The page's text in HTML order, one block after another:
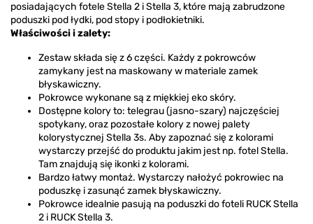
posiadających fotele Stella 2 i Stella 3, które mają zabrudzone
poduszki pod łydki, pod stopy i podłokietniki.
Właściwości i zalety:
Zestaw składa się z 6 części. Każdy z pokrowców
zamykany jest na maskowany w materiale zamek
błyskawiczny.
Pokrowce wykonane są z miękkiej eko skóry.
Dostępne kolory to: telegrau (jasno-szary) najczęściej
spotykany, oraz pozostałe kolory z nowej palety
kolorystycznej Stella 3s. Aby zapoznać się z kolorami
wystarczy przejść do produktu jakim jest np. fotel Stella.
Tam znajdują się ikonki z kolorami.
Bardzo łatwy montaż. Wystarczy nałożyć pokrowiec na
poduszkę i zasunąć zamek błyskawiczny.
Pokrowce idealnie pasują na poduszki do foteli RUCK Stella
2 i RUCK Stella 3.